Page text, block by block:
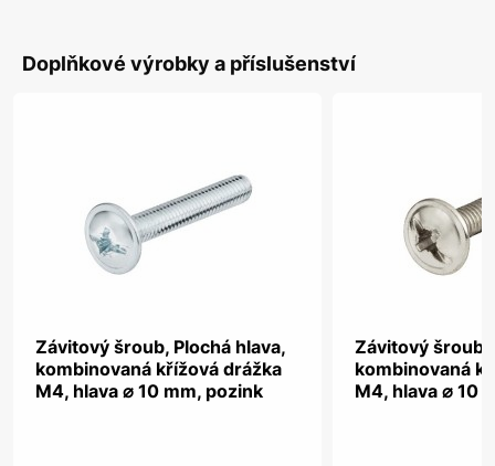
Doplňkové výrobky a příslušenství
Závitový šroub, Plochá hlava,
kombinovaná křížová drážka
M4, hlava ⌀ 10 mm, pozink
Závitový šroub,
kombinovaná
M4, hlava ⌀ 10